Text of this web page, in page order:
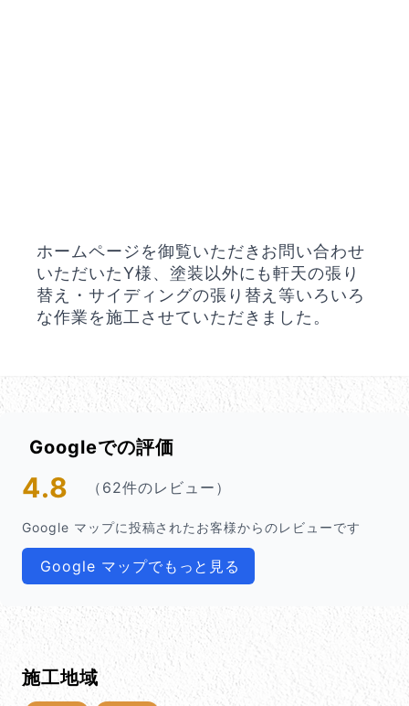
ホームページを御覧いただきお問い合わせ
いただいたY様、塗装以外にも軒天の張り
替え・サイディングの張り替え等いろいろ
な作業を施工させていただきました。
Googleでの評価
4.8 （62件のレビュー）
Google マップに投稿されたお客様からのレビューです
Google マップでもっと見る
施工地域